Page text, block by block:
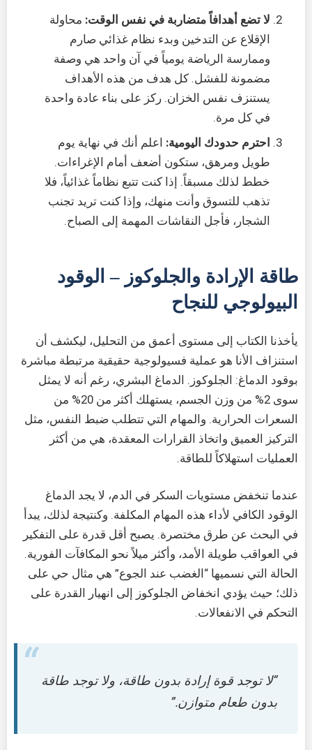
لا تضع أهدافاً متضاربة في نفس الوقت: محاولة
الإقلاع عن التدخين وبدء نظام غذائي صارم
وممارسة الرياضة يومياً في آن واحد هي وصفة
مضمونة للفشل. كل هدف من هذه الأهداف
يستنزف نفس الخزان. ركز على بناء عادة واحدة
في كل مرة.
احترم حدودك اليومية: اعلم أنك في نهاية يوم
طويل ومرهق، ستكون أضعف أمام الإغراءات.
خطط لذلك مسبقاً. إذا كنت تتبع نظاماً غذائياً، فلا
تذهب للتسوق وأنت منهك، وإذا كنت تريد تجنب
الشجار، فأجل النقاشات المهمة إلى الصباح.
طاقة الإرادة والجلوكوز – الوقود
البيولوجي للنجاح
يأخذنا الكتاب إلى مستوى أعمق من التحليل، ليكشف أن
استنزاف الأنا هو عملية فسيولوجية حقيقية مرتبطة مباشرة
بوقود الدماغ: الجلوكوز. الدماغ البشري، رغم أنه لا يمثل
سوى 2% من وزن الجسم، يستهلك أكثر من 20% من
السعرات الحرارية. والمهام التي تتطلب ضبط النفس، مثل
التركيز العميق واتخاذ القرارات المعقدة، هي من أكثر
العمليات استهلاكاً للطاقة.
عندما تنخفض مستويات السكر في الدم، لا يجد الدماغ
الوقود الكافي لأداء هذه المهام المكلفة. وكنتيجة لذلك، يبدأ
في البحث عن طرق مختصرة. يصبح أقل قدرة على التفكير
في العواقب طويلة الأمد، وأكثر ميلاً نحو المكافآت الفورية.
الحالة التي نسميها “الغضب عند الجوع” هي مثال حي على
ذلك؛ حيث يؤدي انخفاض الجلوكوز إلى انهيار القدرة على
التحكم في الانفعالات.
“لا توجد قوة إرادة بدون طاقة، ولا توجد طاقة
بدون طعام متوازن.”